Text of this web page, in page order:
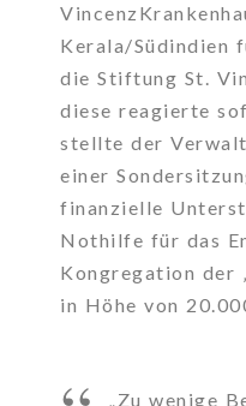
Kerala/Südindien
die Stiftung St.
diese reagierte
stellte der
einer
finanzielle
Nothilfe für das
Kongregation der
in Höhe von
„Zu wenige